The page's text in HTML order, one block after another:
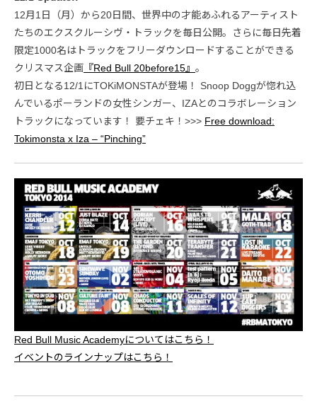
12月1日（月）から20日間、世界中の才能あふれるアーティスト
たちのエクスクルーシヴ・トラックを毎日公開。さらに毎日先着
限定1000名はトラックをフリーダウンロードすることができる
クリスマス企画 『Red Bull 20before15』 。
初日となる12/1にTOKiMONSTAが登場！ Snoop Doggが惚れ込
んでいるポーランドの女性シンガー、IZAとのコラボレーション
トラックになっています！ 要チェキ！>>> Free download:
Tokimonsta x Iza – “Pinching”
Red Bull Music Academyについてはこちら！
イベントのラインナップはこちら！